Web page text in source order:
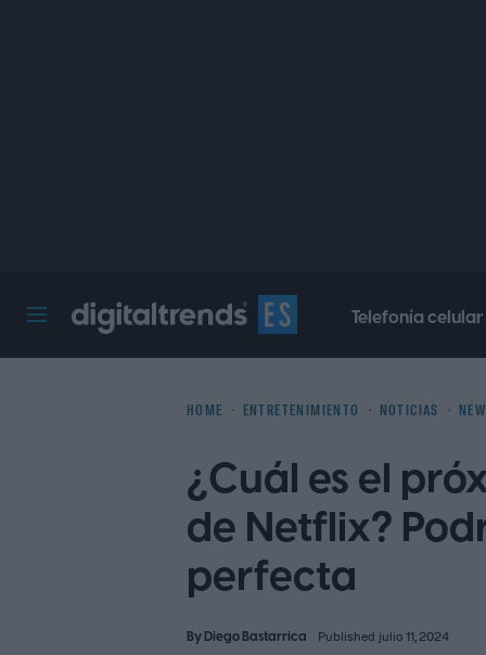
Telefonía celular
HOME ENTRETENIMIENTO NOTICIAS
¿Cuál es el
de Netflix?
perfecta
ByDiego Bastarrica Published julio 11, 2024